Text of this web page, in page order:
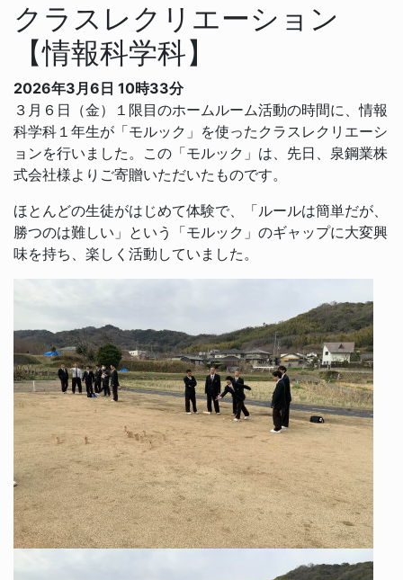
クラスレクリエーション
【情報科学科】
2026年3月6日 10時33分
３月６日（金）１限目のホームルーム活動の時間に、情報
科学科１年生が「モルック」を使ったクラスレクリエーシ
ョンを行いました。この「モルック」は、先日、泉鋼業株
式会社様よりご寄贈いただいたものです。
ほとんどの生徒がはじめて体験で、「ルールは簡単だが、
勝つのは難しい」という「モルック」のギャップに大変興
味を持ち、楽しく活動していました。